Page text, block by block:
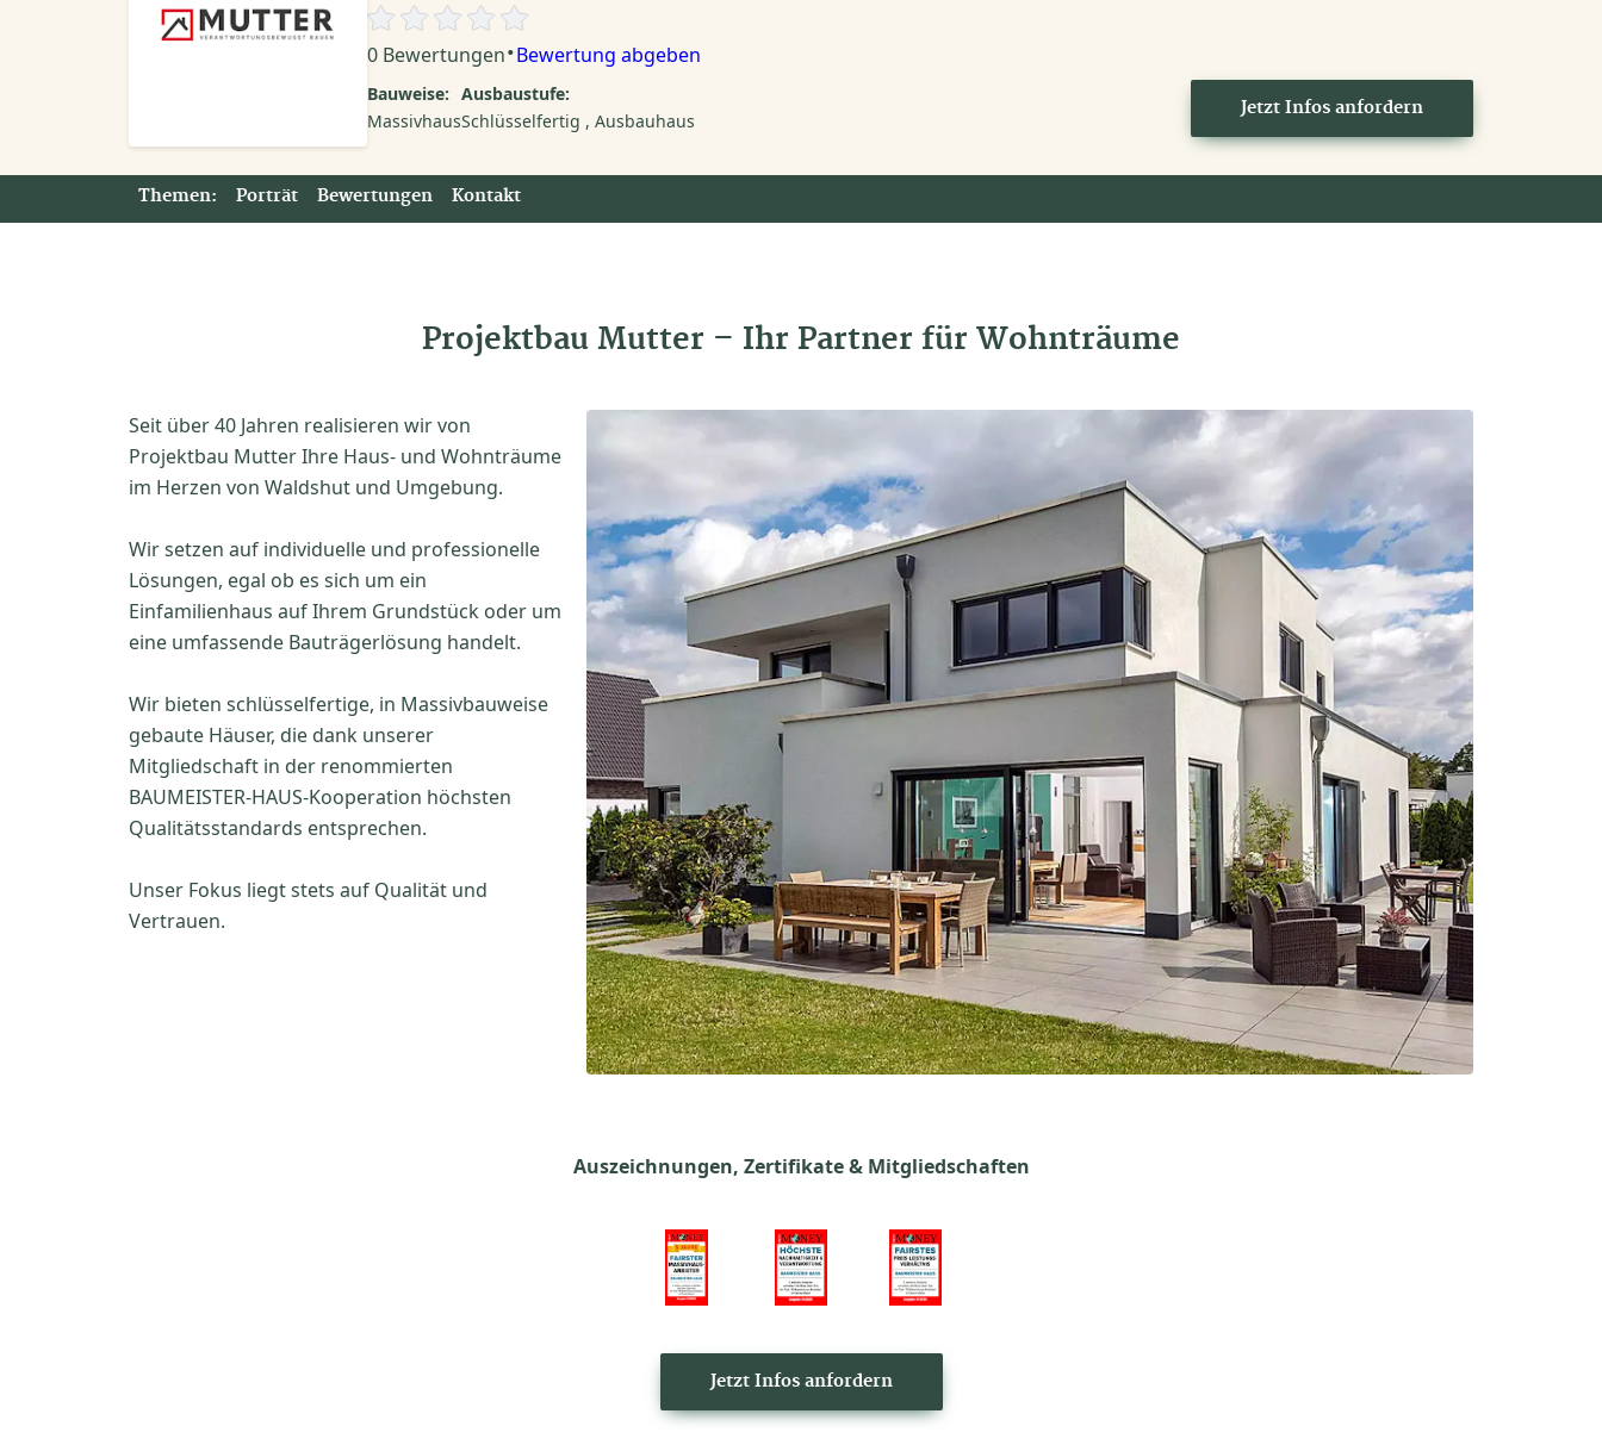
0 Bewertungen·Bewertung abgeben
Bauweise:
Massivhaus
Ausbaustufe:
Schlüsselfertig
Ausbauhaus
Jetzt Infos anfordern
Themen: Porträt Bewertungen Kontakt
Projektbau Mutter – Ihr Partner für Wohnträume
Seit über 40 Jahren realisieren wir von
Projektbau Mutter Ihre Haus- und Wohnträume
im Herzen von Waldshut und Umgebung.
Wir setzen auf individuelle und professionelle
Lösungen, egal ob es sich um ein
Einfamilienhaus auf Ihrem Grundstück oder um
eine umfassende Bauträgerlösung handelt.
Wir bieten schlüsselfertige, in Massivbauweise
gebaute Häuser, die dank unserer
Mitgliedschaft in der renommierten
BAUMEISTER-HAUS-Kooperation höchsten
Qualitätsstandards entsprechen.
Unser Fokus liegt stets auf Qualität und
Vertrauen.
Auszeichnungen, Zertifikate & Mitgliedschaften
Jetzt Infos anfordern